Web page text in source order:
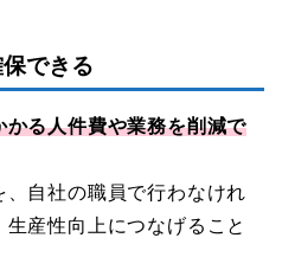
できる
る人件費や業務を削減で
自社の職員で行わなけれ
産性向上につなげること